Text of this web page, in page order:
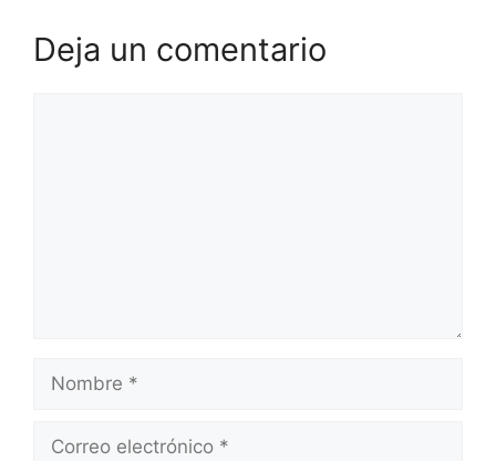
Deja un comentario